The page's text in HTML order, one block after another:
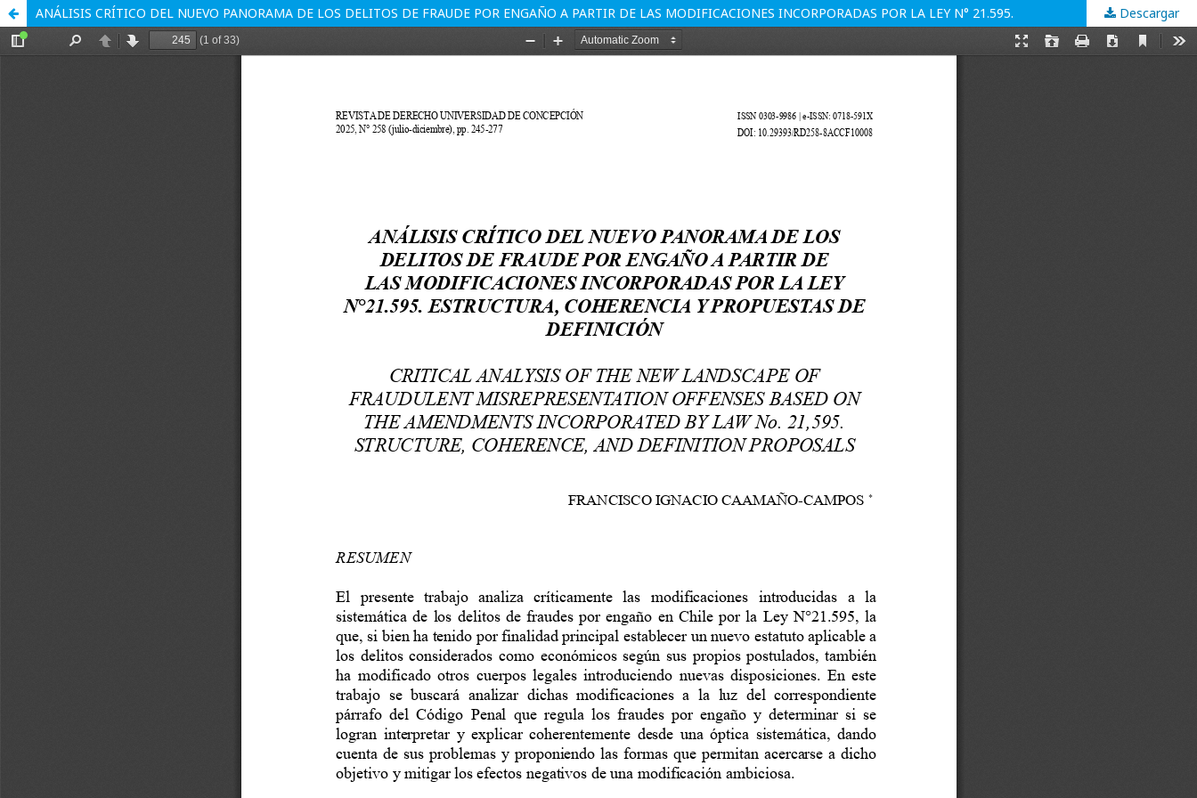
ANÁLISIS CRÍTICO DEL NUEVO PANORAMA DE LOS DELITOS DE FRAUDE POR ENGAÑO A PARTIR DE LAS MODIFICACIONES INCORPORADAS POR LA LEY N° 21.595. Descargar